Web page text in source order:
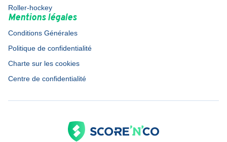
Roller-hockey
Mentions légales
Conditions Générales
Politique de confidentialité
Charte sur les cookies
Centre de confidentialité